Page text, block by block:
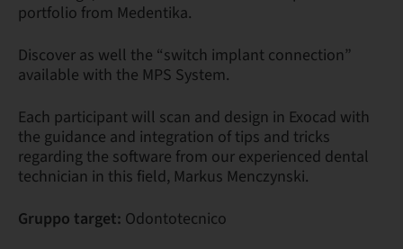
portfolio from Medentika.
Discover as well the “switch implant connection”
available with the MPS System.
Each participant will scan and design in Exocad with
the guidance and integration of tips and tricks
regarding the software from our experienced dental
technician in this field, Markus Menczynski.
Gruppo target: Odontotecnico